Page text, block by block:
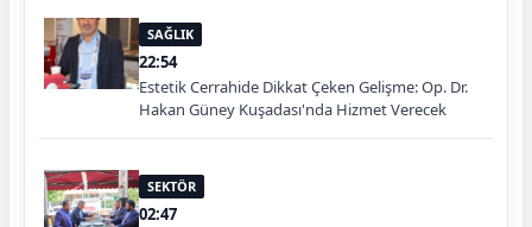
SAĞLIK
22:54
Estetik Cerrahide Dikkat Çeken Gelişme: Op. Dr.
Hakan Güney Kuşadası'nda Hizmet Verecek
SEKTÖR
02:47